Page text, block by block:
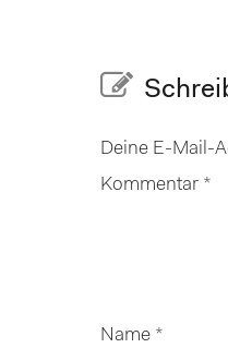
Deine E-Mail-
Kommentar *
Name *